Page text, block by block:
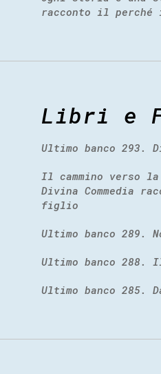
racconto il perché
Libri e
Ultimo banco 293.
Il cammino verso
Divina Commedia
figlio
Ultimo banco 289.
Ultimo banco 288.
Ultimo banco 285.